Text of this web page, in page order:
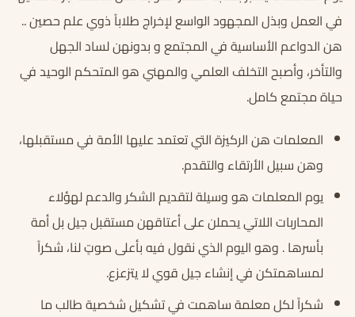
في العمل وبذل المجهود الواسع لإخراج طلاباً ذوي علم حصين ..
هن الدواعم الأساسية في المجتمع و بدونهن لساد الجهل
والتأخر، وأصبح التخلف العلمي والمهني هو المتحكم الوحيد في
حياة مجتمع كامل.
المعلمات هن الركيزة التي تعتمد عليها الأمة في مستقبلها،
وهن سبيل الأرتقاء والتقدم.
يوم المعلمات هو وسيلة لتقديم الشكر والدعم لهؤلاء
المحاربات اللاتي يحملن على أعتاقهن مستقبل جيل بل أمة
بأسرها . وهو اليوم الذي نقول فيه بأعلى صوتٍ لنا، شكراً
لمساهمتكن في إنشاء جيل قوي لا يتزعزع.
شكراً لكل معلمة ساهمت في تشكيل شخصية طالب ما